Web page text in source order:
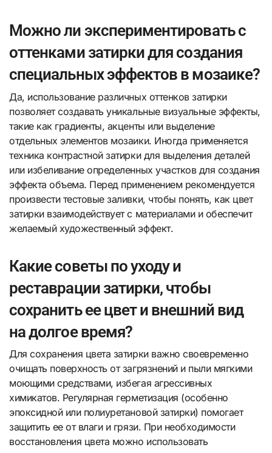
Можно ли экспериментировать с
оттенками затирки для создания
специальных эффектов в мозаике?
Да, использование различных оттенков затирки
позволяет создавать уникальные визуальные эффекты,
такие как градиенты, акценты или выделение
отдельных элементов мозаики. Иногда применяется
техника контрастной затирки для выделения деталей
или избеливание определенных участков для создания
эффекта объема. Перед применением рекомендуется
произвести тестовые заливки, чтобы понять, как цвет
затирки взаимодействует с материалами и обеспечит
желаемый художественный эффект.
Какие советы по уходу и
реставрации затирки, чтобы
сохранить ее цвет и внешний вид
на долгое время?
Для сохранения цвета затирки важно своевременно
очищать поверхность от загрязнений и пыли мягкими
моющими средствами, избегая агрессивных
химикатов. Регулярная герметизация (особенно
эпоксидной или полиуретановой затирки) помогает
защитить ее от влаги и грязи. При необходимости
восстановления цвета можно использовать